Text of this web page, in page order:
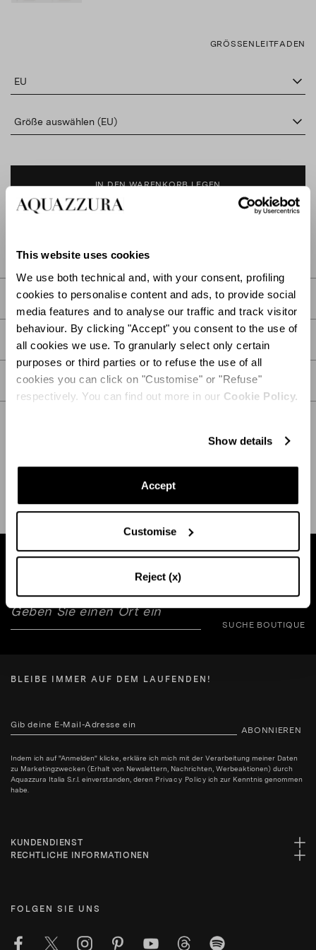
This website uses cookies
We use both technical and, with your consent, profiling
cookies to personalise content and ads, to provide social
media features and to analyse our traffic and track visitor
behaviour. By clicking "Accept" you consent to the use of
all cookies we use. To granularly select only certain
purposes or third parties or to refuse the use of all
cookies you can click on "Customise" or "Refuse"
respectively. You can find out more in our Cookie Policy.
Show details
Accept
Customise
Reject (x)
GRÖSSENLEITFADEN
EU
Größe auswählen (EU)
IN DEN WARENKORB LEGEN
BESCHREIBUNG
DETAIL
PFLEGE
VERSAND UND RÜCKGABE HILFE
Finden Sie eine boutique in Ihrer Nähe
SUCHE BOUTIQUE
BLEIBE IMMER AUF DEM LAUFENDEN!
ABONNIEREN
Indem ich auf "Anmelden" klicke, erkläre ich mich mit der Verarbeitung meiner Daten
zu Marketingzwecken (Erhalt von Newslettern, Nachrichten, Werbeaktionen) durch
Aquazzura Italia S.r.l. einverstanden, deren Privacy Policy ich zur Kenntnis genommen
habe.
KUNDENDIENST
RECHTLICHE INFORMATIONEN
FOLGEN SIE UNS